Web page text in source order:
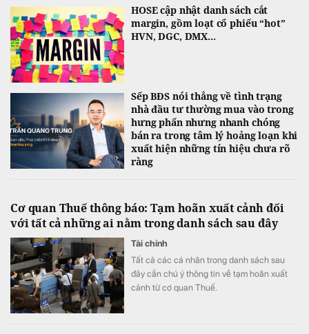
HOSE cập nhật danh sách cắt
margin, gồm loạt cổ phiếu “hot”
HVN, DGC, DMX...
Sếp BĐS nói thẳng về tình trạng
nhà đầu tư thường mua vào trong
hưng phấn nhưng nhanh chóng
bán ra trong tâm lý hoảng loạn khi
xuất hiện những tín hiệu chưa rõ
ràng
Cơ quan Thuế thông báo: Tạm hoãn xuất cảnh đối
với tất cả những ai nằm trong danh sách sau đây
Tài chính
Tất cả các cá nhân trong danh sách sau
đây cần chú ý thông tin về tạm hoãn xuất
cảnh từ cơ quan Thuế.